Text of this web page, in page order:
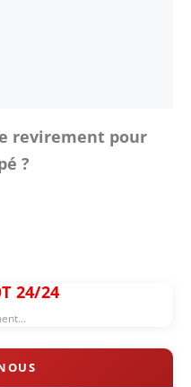
revirement pour
?
24/24